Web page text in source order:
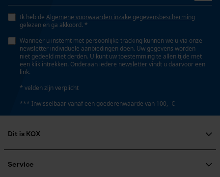
Ik heb de Algemene voorwaarden inzake gegevensbescherming
gelezen en ga akkoord. *
Wanneer u instemt met persoonlijke tracking kunnen we u via onze
newsletter individuele aanbiedingen doen. Uw gegevens worden
niet gedeeld met derden. U kunt uw toestemming te allen tijde met
een klik intrekken. Onderaan iedere newsletter vindt u daarvoor een
link.
* velden zijn verplicht
*** Inwisselbaar vanaf een goederenwaarde van 100,- €
Dit is KOX
Maatschappelijke betrokkenheid
Service